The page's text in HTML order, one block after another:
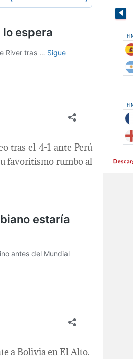
tras el 4-1 ante Perú
favoritismo rumbo al
a Bolivia en El Alto.